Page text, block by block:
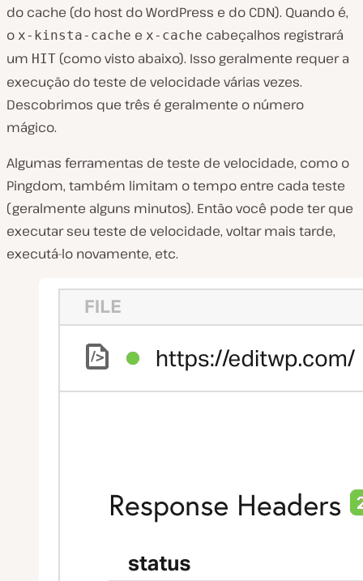
do cache (do host do WordPress e do CDN). Quando é,
o x-kinsta-cache e x-cache cabeçalhos registrará
um HIT (como visto abaixo). Isso geralmente requer a
execução do teste de velocidade várias vezes.
Descobrimos que três é geralmente o número
mágico.
Algumas ferramentas de teste de velocidade, como o
Pingdom, também limitam o tempo entre cada teste
(geralmente alguns minutos). Então você pode ter que
executar seu teste de velocidade, voltar mais tarde,
executá-lo novamente, etc.